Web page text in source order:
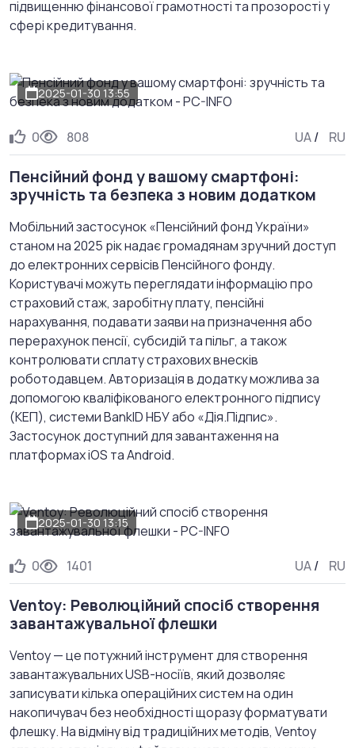
підвищенню фінансової грамотності та прозорості у
сфері кредитування.
2025-01-30 13:55
0 808 UA/ RU
Пенсійний фонд у вашому смартфоні:
зручність та безпека з новим додатком
Мобільний застосунок «Пенсійний фонд України»
станом на 2025 рік надає громадянам зручний доступ
до електронних сервісів Пенсійного фонду.
Користувачі можуть переглядати інформацію про
страховий стаж, заробітну плату, пенсійні
нарахування, подавати заяви на призначення або
перерахунок пенсії, субсидій та пільг, а також
контролювати сплату страхових внесків
роботодавцем. Авторизація в додатку можлива за
допомогою кваліфікованого електронного підпису
(КЕП), системи BankID НБУ або «Дія.Підпис».
Застосунок доступний для завантаження на
платформах iOS та Android.
2025-01-30 13:15
0 1401 UA/ RU
Ventoy: Революційний спосіб створення
завантажувальної флешки
Ventoy — це потужний інструмент для створення
завантажувальних USB-носіїв, який дозволяє
записувати кілька операційних систем на один
накопичувач без необхідності щоразу форматувати
флешку. На відміну від традиційних методів, Ventoy